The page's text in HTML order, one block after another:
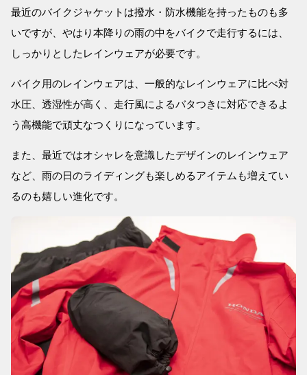
最近のバイクジャケットは撥水・防水機能を持ったものも多
いですが、やはり本降りの雨の中をバイクで走行するには、
しっかりとしたレインウェアが必要です。
バイク用のレインウェアは、一般的なレインウェアに比べ対
水圧、透湿性が高く、走行風によるバタつきに対応できるよ
う高機能で頑丈なつくりになっています。
また、最近ではオシャレを意識したデザインのレインウェア
など、雨の日のライディングも楽しめるアイテムも増えてい
るのも嬉しい進化です。